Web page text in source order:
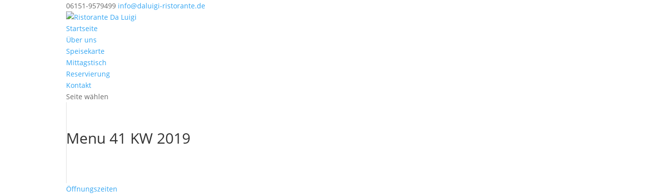
06151-9579499 info@daluigi-ristorante.de
Startseite
Über uns
Speisekarte
Mittagstisch
Reservierung
Kontakt
Seite wählen
Menu 41 KW 2019
Öffnungszeiten